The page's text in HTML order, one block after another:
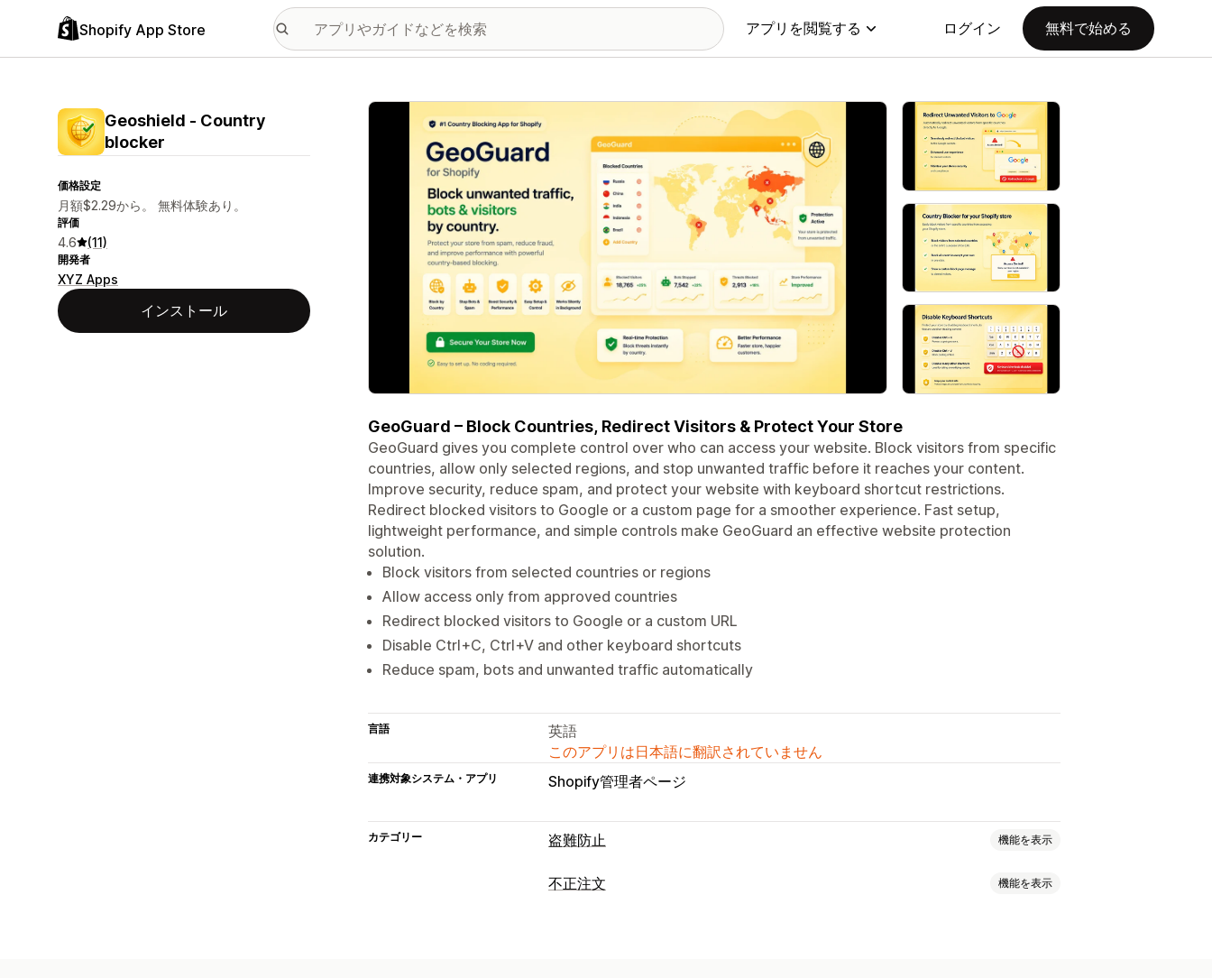
Shopify App Store アプリを閲覧する ログイン 無料で始める
Geoshield ‑ Country
blocker
価格設定
月額$2.29から。 無料体験あり。
評価
4.6 (11)
開発者
XYZ Apps
インストール
特集の画像ギャラリー
GeoGuard – Block Countries, Redirect Visitors & Protect Your Store
GeoGuard gives you complete control over who can access your website. Block visitors from specific
countries, allow only selected regions, and stop unwanted traffic before it reaches your content.
Improve security, reduce spam, and protect your website with keyboard shortcut restrictions.
Redirect blocked visitors to Google or a custom page for a smoother experience. Fast setup,
lightweight performance, and simple controls make GeoGuard an effective website protection
solution.
Block visitors from selected countries or regions
Allow access only from approved countries
Redirect blocked visitors to Google or a custom URL
Disable Ctrl+C, Ctrl+V and other keyboard shortcuts
Reduce spam, bots and unwanted traffic automatically
言語
英語
このアプリは日本語に翻訳されていません
連携対象システム・アプリ Shopify管理者ページ
カテゴリー 盗難防止 機能を表示
保護されたアセット
不正注文 機能を表示